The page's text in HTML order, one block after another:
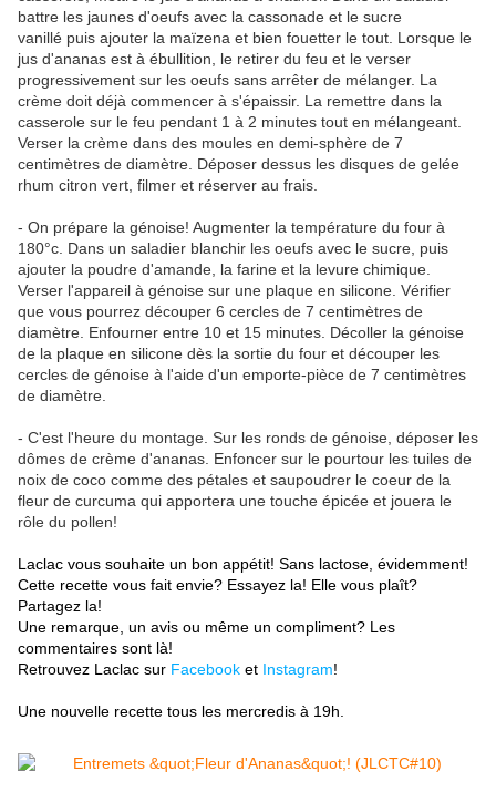
battre les jaunes d'oeufs avec la cassonade et le sucre
vanillé puis ajouter la maïzena et bien fouetter le tout. Lorsque le
jus d'ananas est à ébullition, le retirer du feu et le verser
progressivement sur les oeufs sans arrêter de mélanger. La
crème doit déjà commencer à s'épaissir. La remettre dans la
casserole sur le feu pendant 1 à 2 minutes tout en mélangeant.
Verser la crème dans des moules en demi-sphère de 7
centimètres de diamètre. Déposer dessus les disques de gelée
rhum citron vert, filmer et réserver au frais.
- On prépare la génoise! Augmenter la température du four à
180°c. Dans un saladier blanchir les oeufs avec le sucre, puis
ajouter la poudre d'amande, la farine et la levure chimique.
Verser l'appareil à génoise sur une plaque en silicone. Vérifier
que vous pourrez découper 6 cercles de 7 centimètres de
diamètre. Enfourner entre 10 et 15 minutes. Décoller la génoise
de la plaque en silicone dès la sortie du four et découper les
cercles de génoise à l'aide d'un emporte-pièce de 7 centimètres
de diamètre.
- C'est l'heure du montage. Sur les ronds de génoise, déposer les
dômes de crème d'ananas. Enfoncer sur le pourtour les tuiles de
noix de coco comme des pétales et saupoudrer le coeur de la
fleur de curcuma qui apportera une touche épicée et jouera le
rôle du pollen!
Laclac vous souhaite un bon appétit! Sans lactose, évidemment!
Cette recette vous fait envie? Essayez la! Elle vous plaît?
Partagez la!
Une remarque, un avis ou même un compliment? Les
commentaires sont là!
Retrouvez Laclac sur Facebook et Instagram!
Une nouvelle recette tous les mercredis à 19h.